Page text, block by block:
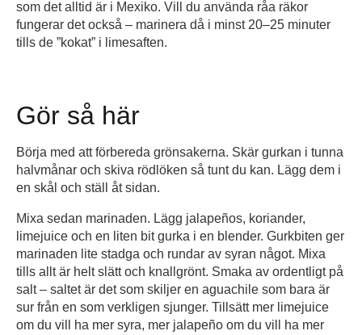
som det alltid är i Mexiko. Vill du använda råa räkor
fungerar det också – marinera då i minst 20–25 minuter
tills de ”kokat” i limesaften.
Gör så här
Börja med att förbereda grönsakerna. Skär gurkan i tunna
halvmånar och skiva rödlöken så tunt du kan. Lägg dem i
en skål och ställ åt sidan.
Mixa sedan marinaden. Lägg jalapeños, koriander,
limejuice och en liten bit gurka i en blender. Gurkbiten ger
marinaden lite stadga och rundar av syran något. Mixa
tills allt är helt slätt och knallgrönt. Smaka av ordentligt på
salt – saltet är det som skiljer en aguachile som bara är
sur från en som verkligen sjunger. Tillsätt mer limejuice
om du vill ha mer syra, mer jalapeño om du vill ha mer